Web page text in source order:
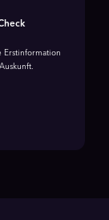
Erstinformation